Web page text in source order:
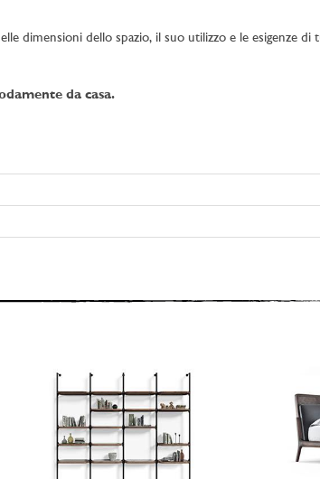
dimensioni dello spazio, il suo utilizzo e le esigenze di
da casa.